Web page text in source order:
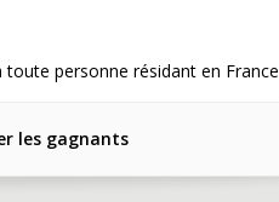
personne résidant en France
les gagnants